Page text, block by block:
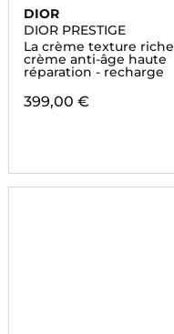
DIOR
DIOR PRESTIGE
La crème texture riche
crème anti-âge haute
réparation - recharge
399,00 €